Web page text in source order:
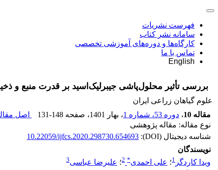
فهرست نشریات
سامانه نشر کتاب
کارگاه‌ها و دوره‌های آموزشی تخصصی
تماس با ما
English
بررسی تأثیر محلول‌پاشی جیبرلیک‌اسید بر قدرت منبع و
علوم گیاهان زراعی ایران
مقاله 10
، دوره 53، شماره 1 ، بهار 1401 ، صفحه 131-148
اصل
نوع مقاله: مقاله پژوهشی
شناسه دیجیتال (DOI):
10.22059/ijfcs.2020.298730.654693
نویسندگان
ویدا کاردگر 1؛ علی احمدی*
2؛ علیرضا عباسی3